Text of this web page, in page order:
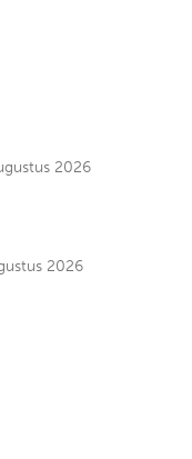
2026
2026